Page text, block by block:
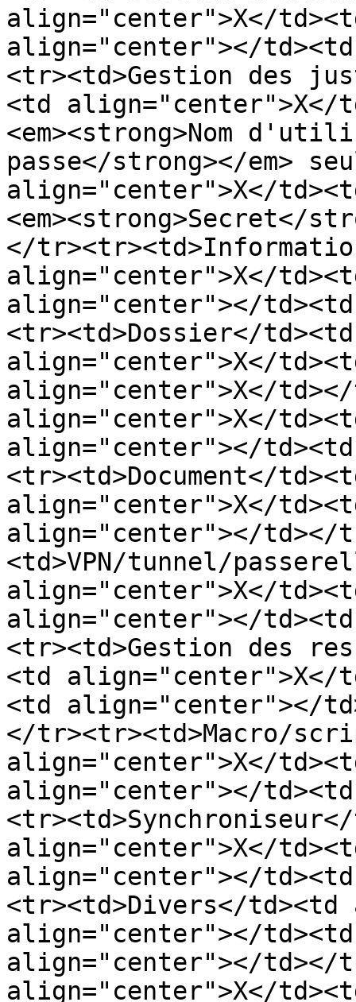
align="center">X</
align="center"></
<tr><td>Gestion des
<td align="center">X</
<em><strong>Nom
passe</strong></em>
align="center">X</
<em><strong>Secret</
</
align="center">X</
align="center"></
<tr><td>Dossier</
align="center">X</
align="center">X</
align="center">X</
align="center"></
<tr><td>Document</
align="center">X</
align="center"></td></
<td>VPN/tunnel/
align="center">X</
align="center"></
<tr><td>Gestion des
<td align="center">X</
<td align="center"></
</tr><tr><td>Macro/
align="center">X</
align="center"></
align="center">X</
align="center"></
<tr><td>Divers</
align="center"></
align="center"></td></
align="center">X</